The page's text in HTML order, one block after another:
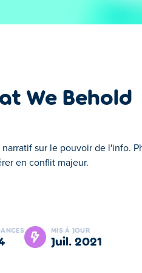
We Behold
sur le pouvoir de l'info.
en conflit majeur.
Dans ce jeu unique de 5
décisions augmentent la
les petites différences en
MIS À JOUR
juil. 2021